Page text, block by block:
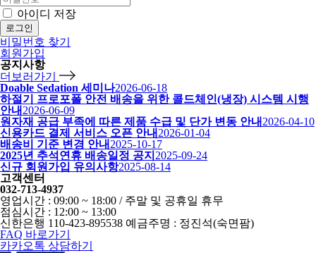
아이디 저장
로그인
비밀번호 찾기
회원가입
공지사항
더보러가기
Doable Sedation 세미나2026-06-18
하절기 프로포폴 안전 배송을 위한 콜드체인(냉장) 시스템 시행
안내 2026-06-09
원자재 공급 부족에 따른 제품 수급 및 단가 변동 안내 2026-04-10
신용카드 결제 서비스 오픈 안내 2026-01-04
배송비 기준 변경 안내 2025-10-17
2025년 추석연휴 배송일정 공지 2025-09-24
신규 회원가입 유의사항2025-08-14
고객센터
032-713-4937
영업시간 : 09:00 ~ 18:00 / 주말 및 공휴일 휴무
점심시간 : 12:00 ~ 13:00
신한은행 110-423-895538 예금주명 : 정진석(숙면팜)
FAQ 바로가기
카카오톡 상담하기